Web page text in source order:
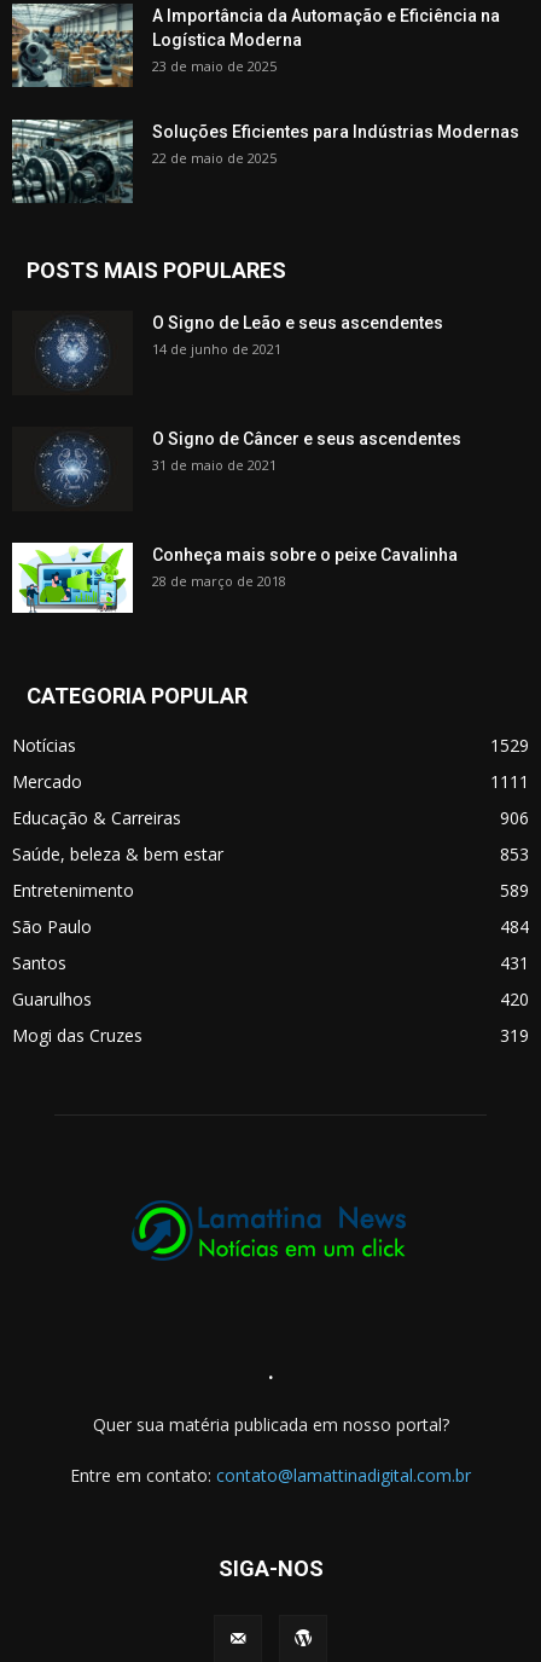
A Importância da Automação e Eficiência na
Logística Moderna
23 de maio de 2025
Soluções Eficientes para Indústrias Modernas
22 de maio de 2025
POSTS MAIS POPULARES
O Signo de Leão e seus ascendentes
14 de junho de 2021
O Signo de Câncer e seus ascendentes
31 de maio de 2021
Conheça mais sobre o peixe Cavalinha
28 de março de 2018
CATEGORIA POPULAR
Notícias
1529
Mercado
1111
Educação & Carreiras
906
Saúde, beleza & bem estar
853
Entretenimento
589
São Paulo
484
Santos
431
Guarulhos
420
Mogi das Cruzes
319
.
Quer sua matéria publicada em nosso portal?
Entre em contato: contato@lamattinadigital.com.br
SIGA-NOS